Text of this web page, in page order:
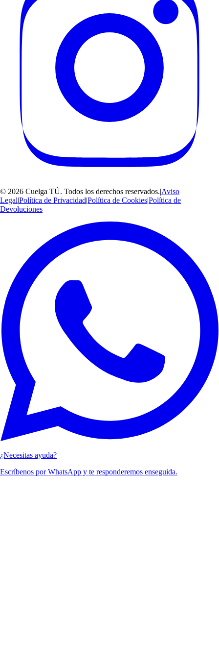
© 2026 Cuelga TÚ. Todos los derechos reservados.|Aviso
Legal|Política de Privacidad|Política de Cookies|Política de
Devoluciones
¿Necesitas ayuda?
Escríbenos por WhatsApp y te responderemos enseguida.